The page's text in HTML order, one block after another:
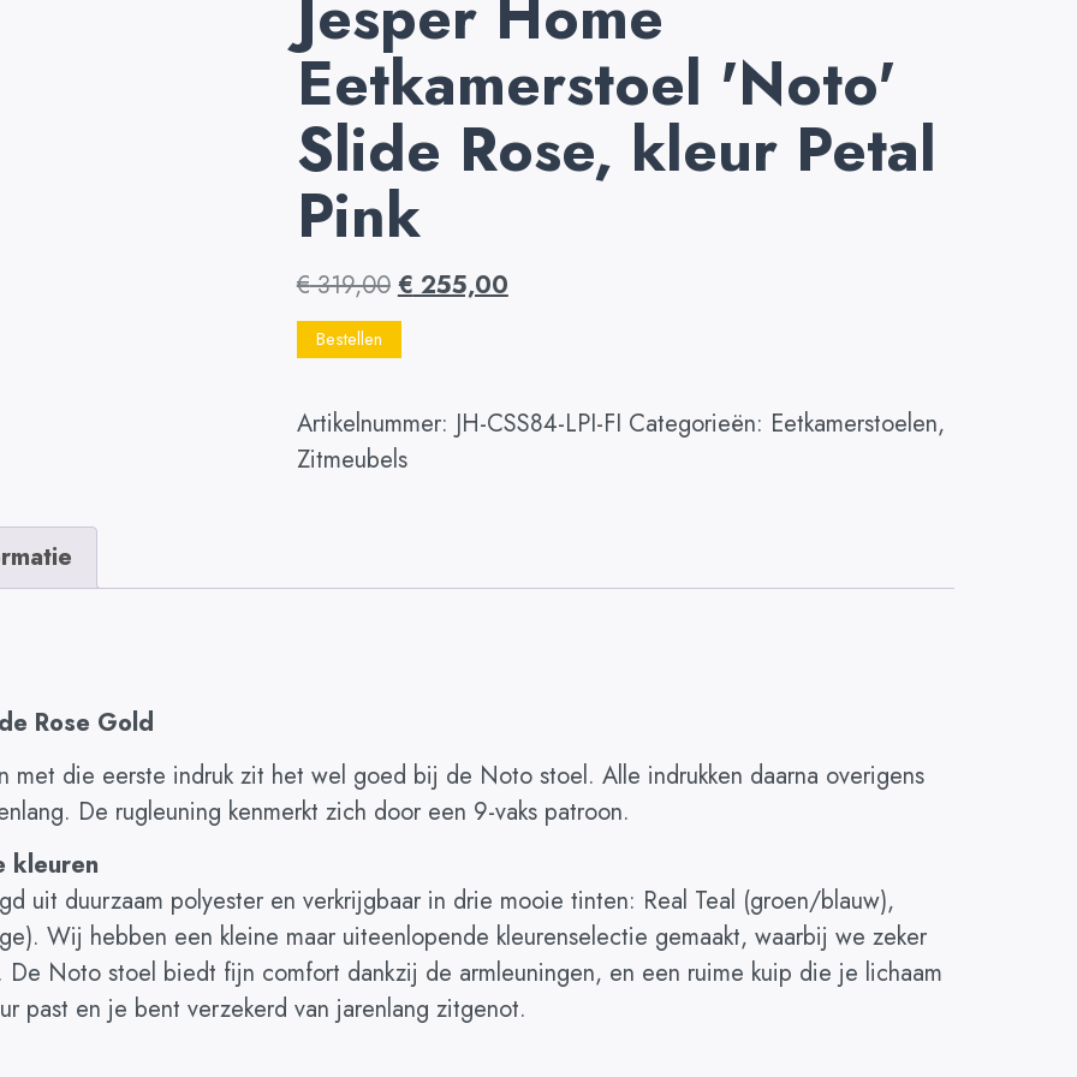
Eetkamerstoel 'Noto'
Slide Rose, kleur Petal
Pink
€319,00 €255,00
Bestellen
Artikelnummer: JH-CSS84-LPI-FI Categorieën: Eetkamerstoelen,
Zitmeubels
Rose Gold
met die eerste indruk zit het wel goed bij de Noto stoel. Alle indrukken daarna overigens
De rugleuning kenmerkt zich door een 9-vaks patroon.
kleuren
uit duurzaam polyester en verkrijgbaar in drie mooie tinten: Real Teal (groen/blauw),
Wij hebben een kleine maar uiteenlopende kleurenselectie gemaakt, waarbij we zeker
Noto stoel biedt fijn comfort dankzij de armleuningen, en een ruime kuip die je lichaam
past en je bent verzekerd van jarenlang zitgenot.